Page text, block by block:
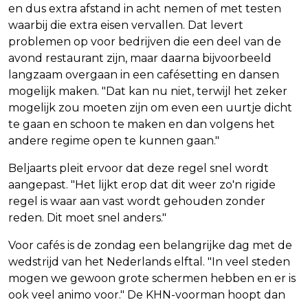
en dus extra afstand in acht nemen of met testen
waarbij die extra eisen vervallen. Dat levert
problemen op voor bedrijven die een deel van de
avond restaurant zijn, maar daarna bijvoorbeeld
langzaam overgaan in een cafésetting en dansen
mogelijk maken. "Dat kan nu niet, terwijl het zeker
mogelijk zou moeten zijn om even een uurtje dicht
te gaan en schoon te maken en dan volgens het
andere regime open te kunnen gaan."
Beljaarts pleit ervoor dat deze regel snel wordt
aangepast. "Het lijkt erop dat dit weer zo'n rigide
regel is waar aan vast wordt gehouden zonder
reden. Dit moet snel anders."
Voor cafés is de zondag een belangrijke dag met de
wedstrijd van het Nederlands elftal. "In veel steden
mogen we gewoon grote schermen hebben en er is
ook veel animo voor." De KHN-voorman hoopt dan